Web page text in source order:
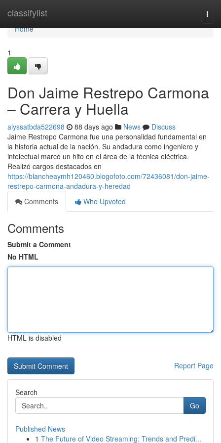
classifylist
Home
Home
1
Don Jaime Restrepo Carmona
– Carrera y Huella
alyssatbda522698 88 days ago News
Discuss
Jaime Restrepo Carmona fue una personalidad fundamental en
la historia actual de la nación. Su andadura como ingeniero y
intelectual marcó un hito en el área de la técnica eléctrica.
Realizó cargos destacados en
https://blancheaymh120460.blogofoto.com/72436081/don-jaime-
restrepo-carmona-andadura-y-heredad
Comments
Who Upvoted
Comments
Submit a Comment
No HTML
HTML is disabled
Report Page
Search
Go
Published News
1 The Future of Video Streaming: Trends and Predi...